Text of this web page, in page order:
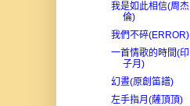
我是如此相信(周杰
倫)
我們不碎(ERROR)
一首情歌的時間(印
子月)
幻晝(原創笛譜)
左手指月(薩頂頂)